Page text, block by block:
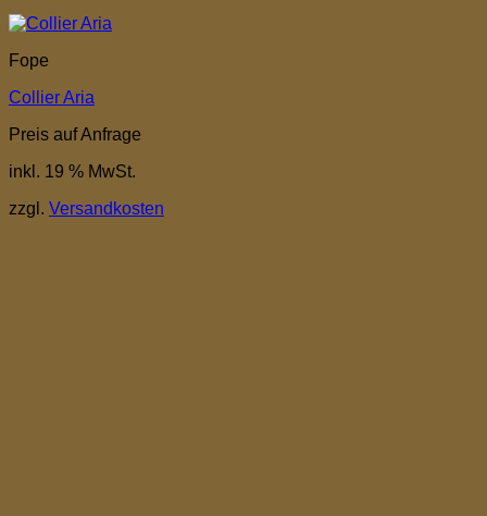
Fope
Collier Aria
Preis auf Anfrage
inkl. 19 % MwSt.
zzgl. Versandkosten